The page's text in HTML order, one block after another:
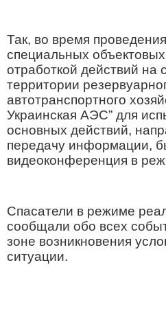
Так, во время
специальных
отработкой действий на
территории
автотранспортного
Украинская АЭС” для
основных действий,
передачу информации,
видеоконференция в
Спасатели в режиме
сообщали обо всех
зоне возникновения
ситуации.